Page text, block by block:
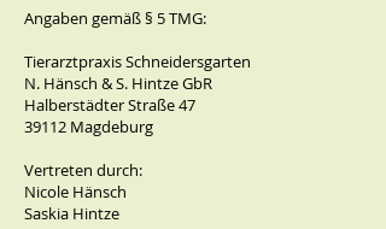
Angaben gemäß § 5 TMG:
Tierarztpraxis Schneidersgarten
N. Hänsch & S. Hintze GbR
Halberstädter Straße 47
39112 Magdeburg
Vertreten durch:
Nicole Hänsch
Saskia Hintze